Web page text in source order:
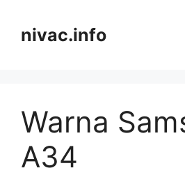
contentnivac.info
Warna
A34